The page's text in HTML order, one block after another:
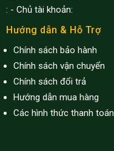
: - Chủ tài khoản:
Hướng dẫn & Hỗ Trợ
Chính sách bảo hành
Chính sách vận chuyển
Chính sách đổi trả
Hướng dẫn mua hàng
Các hình thức thanh toán